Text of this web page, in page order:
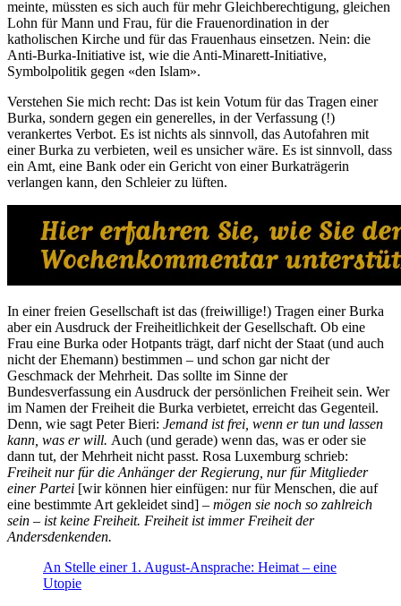
meinte, müssten es sich auch für mehr Gleichberechtigung, gleichen
Lohn für Mann und Frau, für die Frauenordination in der
katholischen Kirche und für das Frauenhaus einsetzen. Nein: die
Anti-Burka-Initiative ist, wie die Anti-Minarett-Initiative,
Symbolpolitik gegen «den Islam».
Verstehen Sie mich recht: Das ist kein Votum für das Tragen einer
Burka, sondern gegen ein generelles, in der Verfassung (!)
verankertes Verbot. Es ist nichts als sinnvoll, das Autofahren mit
einer Burka zu verbieten, weil es unsicher wäre. Es ist sinnvoll, dass
ein Amt, eine Bank oder ein Gericht von einer Burkaträgerin
verlangen kann, den Schleier zu lüften.
In einer freien Gesellschaft ist das (freiwillige!) Tragen einer Burka
aber ein Ausdruck der Freiheitlichkeit der Gesellschaft. Ob eine
Frau eine Burka oder Hotpants trägt, darf nicht der Staat (und auch
nicht der Ehemann) bestimmen – und schon gar nicht der
Geschmack der Mehrheit. Das sollte im Sinne der
Bundesverfassung ein Ausdruck der persönlichen Freiheit sein. Wer
im Namen der Freiheit die Burka verbietet, erreicht das Gegenteil.
Denn, wie sagt Peter Bieri: Jemand ist frei, wenn er tun und lassen
kann, was er will. Auch (und gerade) wenn das, was er oder sie
dann tut, der Mehrheit nicht passt. Rosa Luxemburg schrieb:
Freiheit nur für die Anhänger der Regierung, nur für Mitglieder
einer Partei [wir können hier einfügen: nur für Menschen, die auf
eine bestimmte Art gekleidet sind] – mögen sie noch so zahlreich
sein – ist keine Freiheit. Freiheit ist immer Freiheit der
Andersdenkenden.
An Stelle einer 1. August-Ansprache: Heimat – eine
Utopie